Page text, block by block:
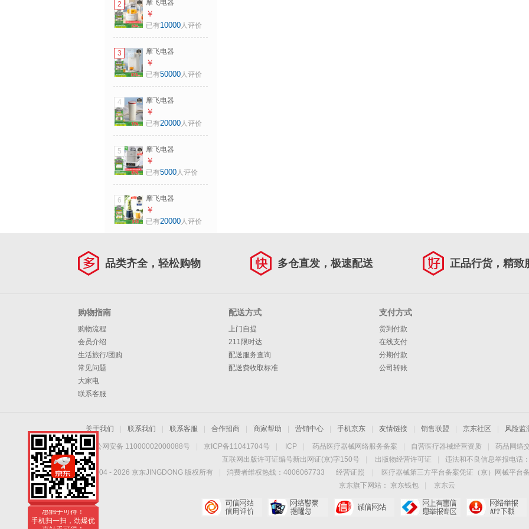
榨汁机十重降噪自
动清洗定时预约细
腻免滤 MR8201A
椰奶白
2
摩飞电器
（Morphyrichards）
全玻璃养生壶恒温
速风冷冲奶泡奶机
MR5602 1.2L 椰奶
白
￥
已有10000人评价
3
摩飞电器
（Morphyrichards）
饮水机多段控温烧
量定温泡奶机全不
锈钢管道0残水
MR5300A 2L 【新
升级全不锈钢管
道】MR5300A
￥
已有50000人评价
4
摩飞电器
（Morphyrichards）
电热水壶便携式烧
杯密封调温
MR6060 0.3L 椰奶
白
￥
已有20000人评价
5
摩飞电器
（Morphyrichards）
多功能电蒸锅炖蒸
用双层大容量速蒸
锅预约保温
MR1178 14L 【喷
￥
已有5000人评价
6
摩飞电器
（Morphyrichards）
摩飞果蔬榨汁机便
600ML大容量榨汁
￥
已有20000人评价
品类齐全，轻松购物 多仓直发，极速配送 正品行货，精致
购物指南
购物流程
会员介绍
生活旅行/团购
常见问题
大家电
联系客服
配送方式
上门自提
211限时达
配送服务查询
配送费收取标准
支付方式
货到付款
在线支付
分期付款
公司转账
关于我们 联系我们 联系客服 合作招商 商家帮助 营销中心 手机京东 友情链接 销售联盟 京东社区 风险监
京公网安备 11000002000088号 京ICP备11041704号 ICP 药品医疗器械网络服务备案 自营医疗器械经营资质 药品网络
互联网出版许可证编号新出网证(京)字150号
出版物经营许可证
违法和不良信息举报电话
Copyright © 2004 - 2026 京东JINGDONG 版权所有 消费者维权热线：4006067733 经营证照 医疗器械第三方平台备案凭证（京）网械平台
京东旗下网站：
京东钱包
京东云
手机扫一扫，劲爆优
惠触手可得！
手机扫一扫，劲爆优
惠触手可得！